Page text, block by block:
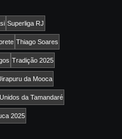
Superliga RJ
Thiago Soares
Tradição 2025
da Mooca
Unidos da Tamandaré
2025